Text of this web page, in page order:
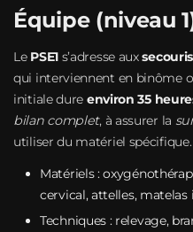
Équipe (niveau
Le PSE1s’adresse aux
qui interviennent en binôme
initiale dure environ 35
bilan complet, à assurer la
utiliser du matériel spécifique.
Matériels :
cervical, attelles,
Techniques : relevage,